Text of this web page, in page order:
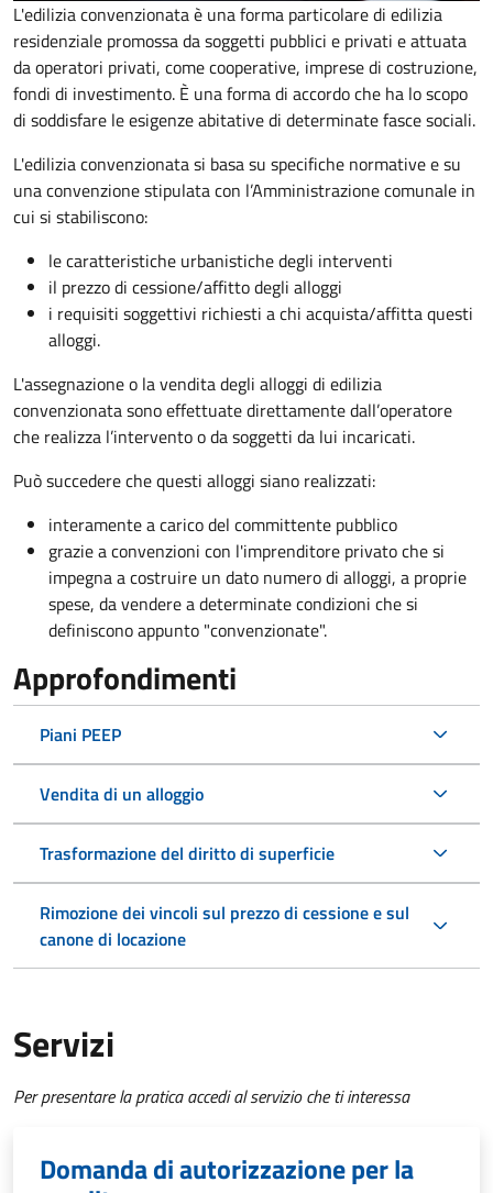
L'edilizia convenzionata è una forma particolare di edilizia
residenziale promossa da soggetti pubblici e privati e attuata
da operatori privati, come cooperative, imprese di costruzione,
fondi di investimento. È una forma di accordo che ha lo scopo
di soddisfare le esigenze abitative di determinate fasce sociali.
L'edilizia convenzionata si basa su specifiche normative e su
una convenzione stipulata con l’Amministrazione comunale in
cui si stabiliscono:
le caratteristiche urbanistiche degli interventi
il prezzo di cessione/affitto degli alloggi
i requisiti soggettivi richiesti a chi acquista/affitta questi
alloggi.
L'assegnazione o la vendita degli alloggi di edilizia
convenzionata sono effettuate direttamente dall’operatore
che realizza l’intervento o da soggetti da lui incaricati.
Può succedere che questi alloggi siano realizzati:
interamente a carico del committente pubblico
grazie a convenzioni con l'imprenditore privato che si
impegna a costruire un dato numero di alloggi, a proprie
spese, da vendere a determinate condizioni che si
definiscono appunto "convenzionate".
Approfondimenti
Piani PEEP
Vendita di un alloggio
Trasformazione del diritto di superficie
Rimozione dei vincoli sul prezzo di cessione e sul
canone di locazione
Servizi
Per presentare la pratica accedi al servizio che ti interessa
Domanda di autorizzazione per la